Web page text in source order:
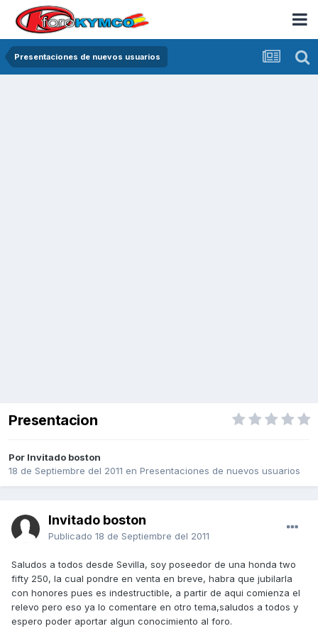
Presentaciones de nuevos usuarios
Presentacion
Por Invitado boston
18 de Septiembre del 2011 en Presentaciones de nuevos usuarios
Invitado boston
Publicado 18 de Septiembre del 2011
Saludos a todos desde Sevilla, soy poseedor de una honda two
fifty 250, la cual pondre en venta en breve, habra que jubilarla
con honores pues es indestructible, a partir de aqui comienza el
relevo pero eso ya lo comentare en otro tema,saludos a todos y
espero poder aportar algun conocimiento al foro.